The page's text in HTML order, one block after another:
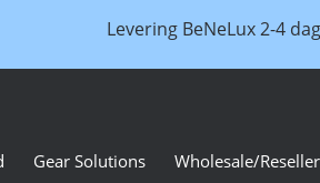
Levering BeNeLux 2-4
Gear Solutions Wholesale/Reseller